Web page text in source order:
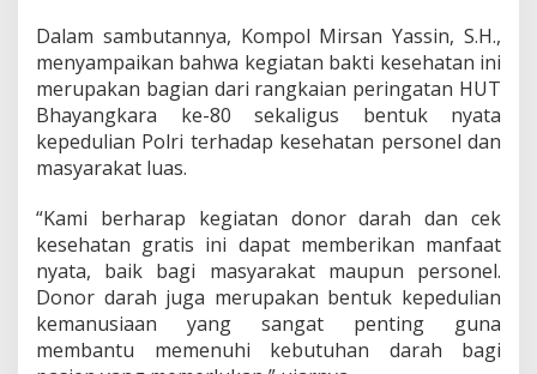
h
a
t
a
G
a
i
s
d
a
n
k
Dalam sambutannya, Kompol Mirsan Yassin, S.H.,
menyampaikan bahwa kegiatan bakti kesehatan ini
merupakan bagian dari rangkaian peringatan HUT
Bhayangkara ke-80 sekaligus bentuk nyata
kepedulian Polri terhadap kesehatan personel dan
masyarakat luas.
“Kami berharap kegiatan donor darah dan cek
kesehatan gratis ini dapat memberikan manfaat
nyata, baik bagi masyarakat maupun personel.
Donor darah juga merupakan bentuk kepedulian
kemanusiaan yang sangat penting guna
membantu memenuhi kebutuhan darah bagi